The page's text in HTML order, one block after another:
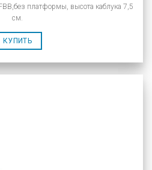
платформы, высота каблука 7,5
см.
КУПИТЬ